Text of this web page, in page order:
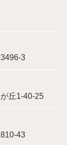
3
丘1-40-25
43